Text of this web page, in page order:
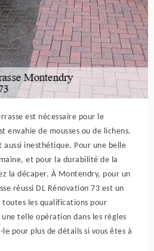
est nécessaire pour le
envahie de mousses ou de lichens.
aussi inesthétique. Pour une belle
et pour la durabilité de la
la décaper. À Montendry, pour un
réussi DL Rénovation 73 est un
toutes les qualifications pour
telle opération dans les règles
pour plus de détails si vous êtes à